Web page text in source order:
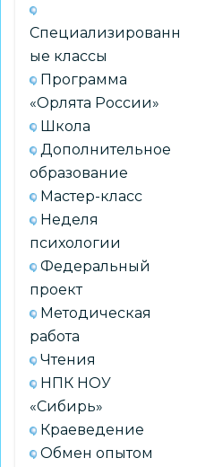
семинаре-
с
участием
и
детских
садов
Специализированн
ые классы
Программа
«Орлята России»
Школа
Дополнительное
образование
Мастер-класс
Неделя
психологии
Федеральный
проект
Методическая
работа
Чтения
НПК НОУ
«Сибирь»
Краеведение
Обмен опытом